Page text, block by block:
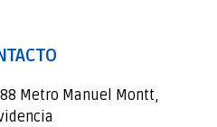
Metro Manuel Montt,